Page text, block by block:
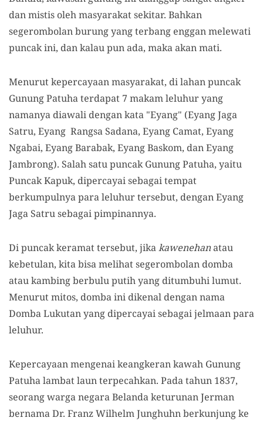
dan mistis oleh masyarakat sekitar. Bahkan
segerombolan burung yang terbang enggan melewati
puncak ini, dan kalau pun ada, maka akan mati.
Menurut kepercayaan masyarakat, dilahan puncak
Gunung Patuha terdapat 7 makam leluhur yang
namanya diawali dengan kata "Eyang" (Eyang Jaga
Satru, Eyang Rangsa Sadana, Eyang Camat, Eyang
Ngabai, Eyang Barabak, Eyang Baskom, dan Eyang
Jambrong). Salah satu puncak Gunung Patuha, yaitu
Puncak Kapuk, dipercayai sebagai tempat
berkumpulnya para leluhur tersebut, dengan Eyang
Jaga Satrusebagai pimpinannya.
Di puncak keramat tersebut, jikakawenehanatau
kebetulan, kita bisa melihat segerombolan domba
atau kambing berbulu putihyang ditumbuhi lumut.
Menurut mitos, domba ini dikenal dengan nama
Domba Lukutan yang dipercayai sebagai jelmaan para
leluhur.
Kepercayaan mengenai keangkeran kawah Gunung
Patuhalambat laun terpecahkan. Pada tahun 1837,
seorang warga negara Belanda keturunan Jerman
bernama Dr. Franz Wilhelm Junghuhn berkunjung ke